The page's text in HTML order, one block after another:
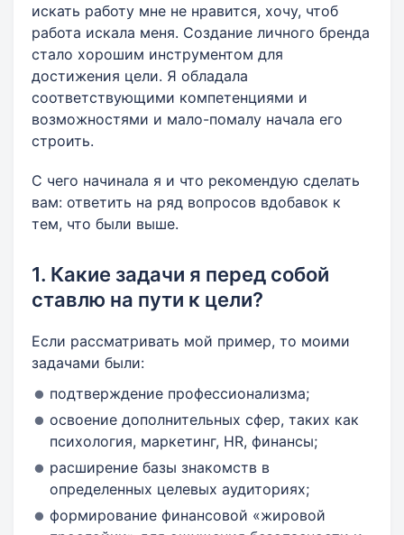
искать работу мне не нравится, хочу, чтоб
работа искала меня. Создание личного бренда
стало хорошим инструментом для
достижения цели. Я обладала
соответствующими компетенциями и
возможностями и мало-помалу начала его
строить.
С чего начинала я и что рекомендую сделать
вам: ответить на ряд вопросов вдобавок к
тем, что были выше.
1. Какие задачи я перед собой
ставлю на пути к цели?
Если рассматривать мой пример, то моими
задачами были:
подтверждение профессионализма;
освоение дополнительных сфер, таких как
психология, маркетинг, HR, финансы;
расширение базы знакомств в
определенных целевых аудиториях;
формирование финансовой «жировой